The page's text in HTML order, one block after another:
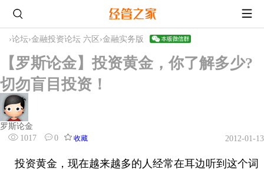
›论坛›金融投资论坛 六区 ›金融实务版
【罗斯论金】投资黄金，你了解多少?
切勿盲目投资！
罗斯论金
1017
0 收藏 2012-01-13
投资黄金，现在越来越多的人经常在耳边听到这个词